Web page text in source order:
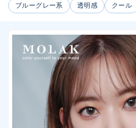
ブルーグレー系 透明感 クール